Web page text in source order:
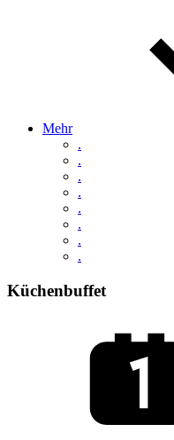
Mehr
.
.
.
.
.
.
.
.
Küchenbuffet